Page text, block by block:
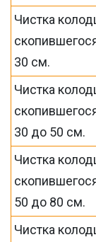
Чистка
30 см.
Чистка
30 до 50 см.
Чистка
50 до 80 см.
Чистка